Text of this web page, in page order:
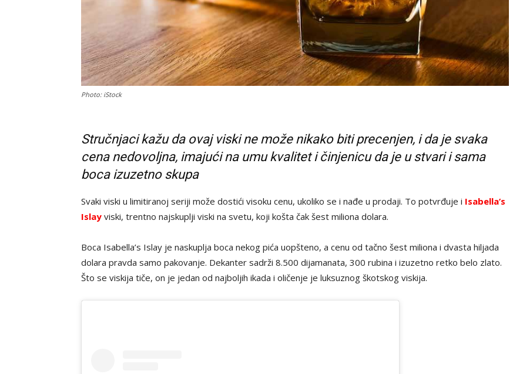
Photo: iStock
Stručnjaci kažu da ovaj viski ne može nikako biti precenjen, i da je svaka
cena nedovoljna, imajući na umu kvalitet i činjenicu da je u stvari i sama
boca izuzetno skupa
Svaki viski u limitiranoj seriji može dostići visoku cenu, ukoliko se i nađe u prodaji. To potvrđuje i Isabella’s
Islay viski, trentno najskuplji viski na svetu, koji košta čak šest miliona dolara.
Boca Isabella’s Islay je naskuplja boca nekog pića uopšteno, a cenu od tačno šest miliona i dvasta hiljada
dolara pravda samo pakovanje. Dekanter sadrži 8.500 dijamanata, 300 rubina i izuzetno retko belo zlato.
Što se viskija tiče, on je jedan od najboljih ikada i oličenje je luksuznog škotskog viskija.